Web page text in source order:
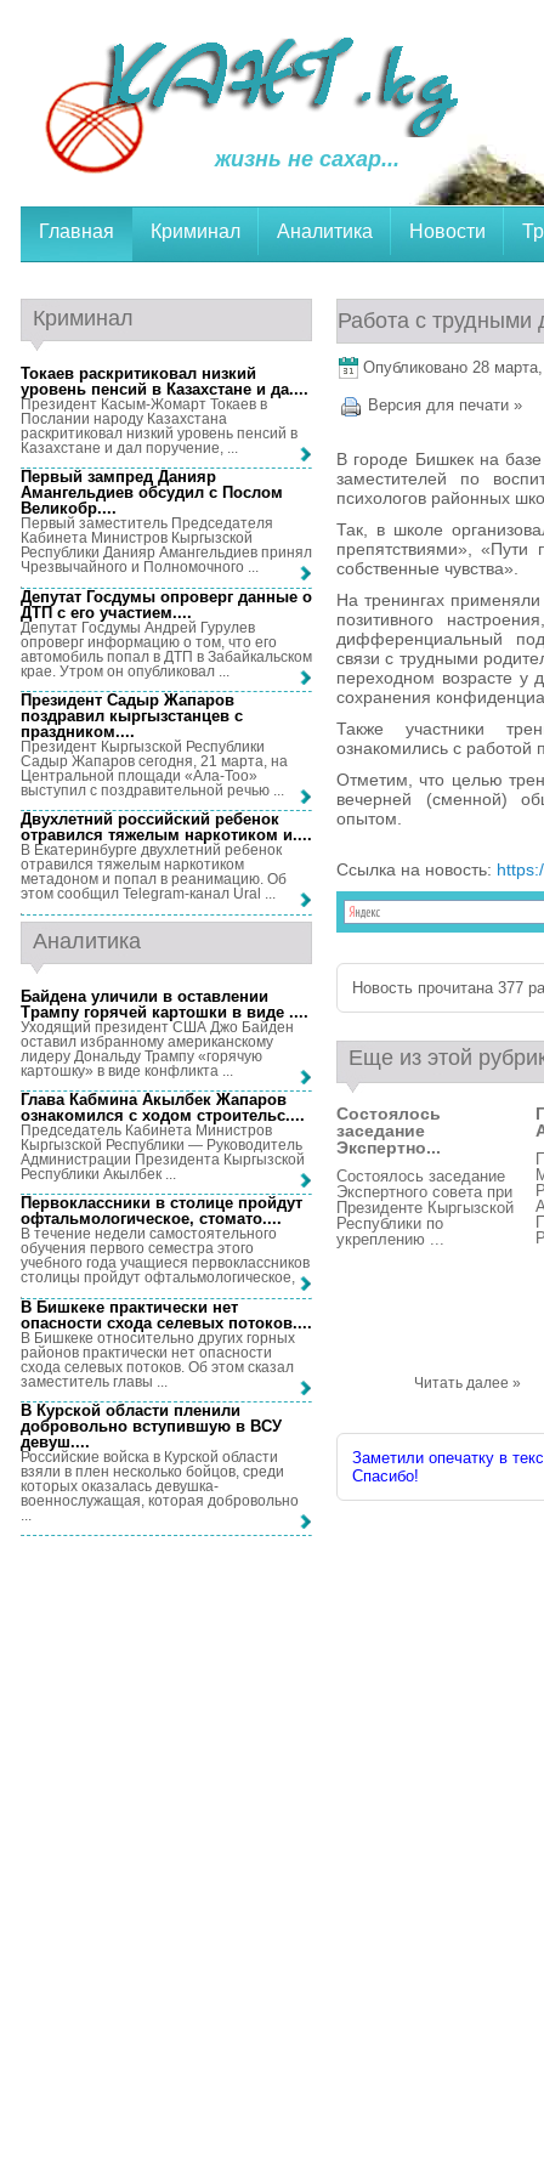
жизнь не сахар...
Главная Криминал Аналитика Новости
Работа с трудными
Опубликовано 28
Версия для печати »
В городе Бишкек на
заместителей по
психологов районных
Так, в школе
препятствиями», «Пути
собственные чувства».
На тренингах
позитивного
дифференциальный
связи с трудными
переходном возрасте у
сохранения
Также участники
ознакомились с работой
Отметим, что целью
вечерней (сменной)
опытом.
Ссылка на новость:
Новость прочитана 377
Еще из этой
Состоялось
заседание
Экспертно...
Состоялось заседание
Экспертного совета при
Президенте Кыргызской
Республики по
укреплению ...
Читать далее »
Заметили опечатку в
Спасибо!
Криминал
Токаев раскритиковал низкий
уровень пенсий в Казахстане и да....
Президент Касым-Жомарт Токаев в
Послании народу Казахстана
раскритиковал низкий уровень пенсий в
Казахстане и дал поручение, ...
Первый зампред Данияр
Амангельдиев обсудил с Послом
Великобр....
Первый заместитель Председателя
Кабинета Министров Кыргызской
Республики Данияр Амангельдиев принял
Чрезвычайного и Полномочного ...
Депутат Госдумы опроверг данные о
ДТП с его участием....
Депутат Госдумы Андрей Гурулев
опроверг информацию о том, что его
автомобиль попал в ДТП в Забайкальском
крае. Утром он опубликовал ...
Президент Садыр Жапаров
поздравил кыргызстанцев с
праздником....
Президент Кыргызской Республики
Садыр Жапаров сегодня, 21 марта, на
Центральной площади «Ала-Тоо»
выступил с поздравительной речью ...
Двухлетний российский ребенок
отравился тяжелым наркотиком и....
В Екатеринбурге двухлетний ребенок
отравился тяжелым наркотиком
метадоном и попал в реанимацию. Об
этом сообщил Telegram-канал Ural ...
Аналитика
Байдена уличили в оставлении
Трампу горячей картошки в виде ....
Уходящий президент США Джо Байден
оставил избранному американскому
лидеру Дональду Трампу «горячую
картошку» в виде конфликта ...
Глава Кабмина Акылбек Жапаров
ознакомился с ходом строительс....
Председатель Кабинета Министров
Кыргызской Республики — Руководитель
Администрации Президента Кыргызской
Республики Акылбек ...
Первоклассники в столице пройдут
офтальмологическое, стомато....
В течение недели самостоятельного
обучения первого семестра этого
учебного года учащиеся первоклассников
столицы пройдут офтальмологическое, ...
В Бишкеке практически нет
опасности схода селевых потоков....
В Бишкеке относительно других горных
районов практически нет опасности
схода селевых потоков. Об этом сказал
заместитель главы ...
В Курской области пленили
добровольно вступившую в ВСУ
девуш....
Российские войска в Курской области
взяли в плен несколько бойцов, среди
которых оказалась девушка-
военнослужащая, которая добровольно
...